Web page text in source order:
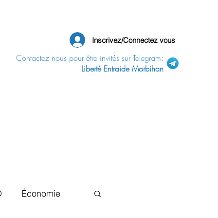
Inscrivez/Connectez vous
Contactez nous pour être invités sur Telegram:
Liberté Entraide Morbihan
Économie